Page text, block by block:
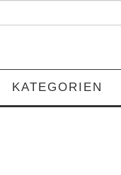
KATEGORIEN